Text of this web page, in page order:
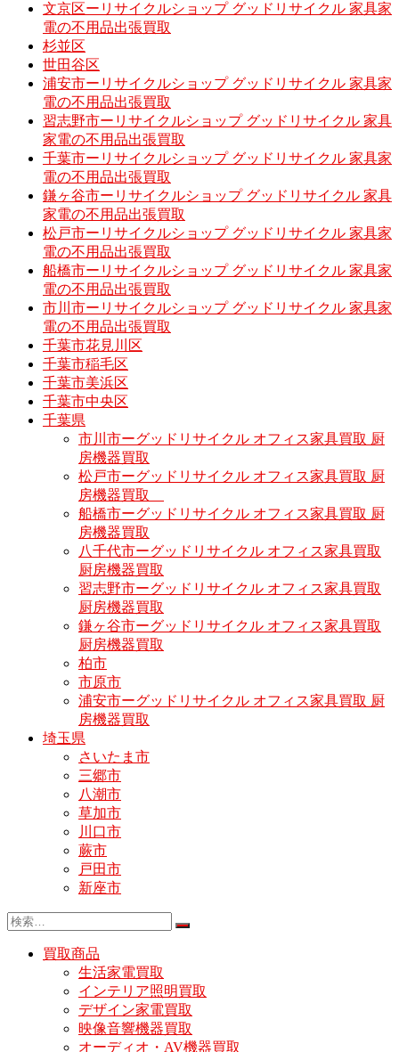
文京区ーリサイクルショップ グッドリサイクル 家具家
電の不用品出張買取
杉並区
世田谷区
浦安市ーリサイクルショップ グッドリサイクル 家具家
電の不用品出張買取
習志野市ーリサイクルショップ グッドリサイクル 家具
家電の不用品出張買取
千葉市ーリサイクルショップ グッドリサイクル 家具家
電の不用品出張買取
鎌ヶ谷市ーリサイクルショップ グッドリサイクル 家具
家電の不用品出張買取
松戸市ーリサイクルショップ グッドリサイクル 家具家
電の不用品出張買取
船橋市ーリサイクルショップ グッドリサイクル 家具家
電の不用品出張買取
市川市ーリサイクルショップ グッドリサイクル 家具家
電の不用品出張買取
千葉市花見川区
千葉市稲毛区
千葉市美浜区
千葉市中央区
千葉県
市川市ーグッドリサイクル オフィス家具買取 厨
房機器買取
松戸市ーグッドリサイクル オフィス家具買取 厨
房機器買取
船橋市ーグッドリサイクル オフィス家具買取 厨
房機器買取
八千代市ーグッドリサイクル オフィス家具買取
厨房機器買取
習志野市ーグッドリサイクル オフィス家具買取
厨房機器買取
鎌ヶ谷市ーグッドリサイクル オフィス家具買取
厨房機器買取
柏市
市原市
浦安市ーグッドリサイクル オフィス家具買取 厨
房機器買取
埼玉県
さいたま市
三郷市
八潮市
草加市
川口市
蕨市
戸田市
新座市
買取商品
生活家電買取
インテリア照明買取
デザイン家電買取
映像音響機器買取
オーディオ・AV機器買取